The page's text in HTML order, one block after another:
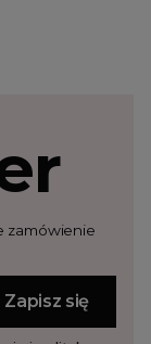
zamówienie